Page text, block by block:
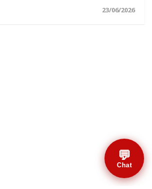
23/06/2026
💬
Chat